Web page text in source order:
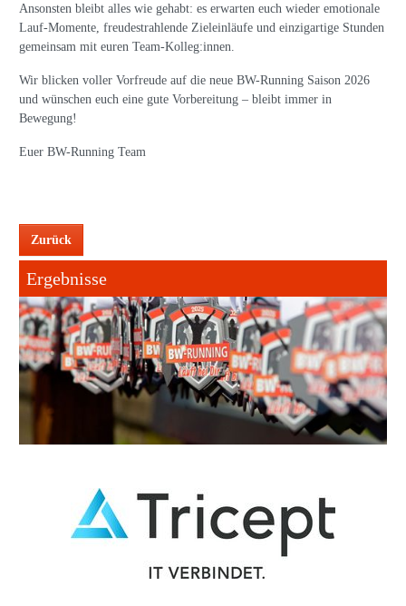
Ansonsten bleibt alles wie gehabt: es erwarten euch wieder emotionale
Lauf-Momente, freudestrahlende Zieleinläufe und einzigartige Stunden
gemeinsam mit euren Team-Kolleg:innen.
Wir blicken voller Vorfreude auf die neue BW-Running Saison 2026
und wünschen euch eine gute Vorbereitung – bleibt immer in
Bewegung!
Euer BW-Running Team
Zurück
Ergebnisse